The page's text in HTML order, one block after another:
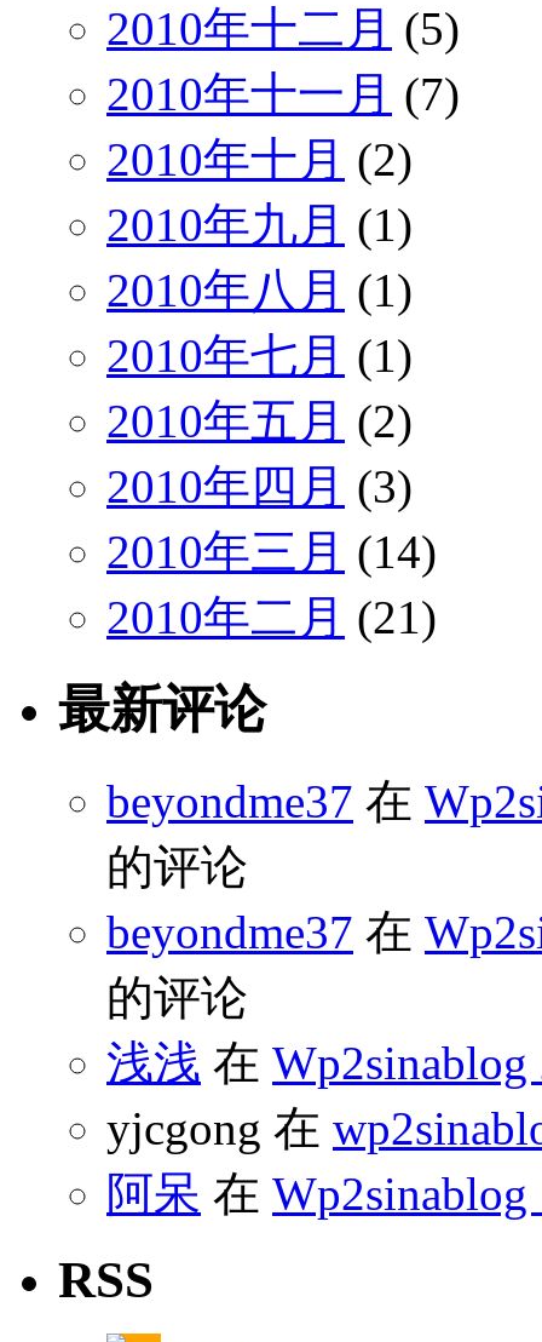
2010年十二月 (5)
2010年十一月 (7)
2010年十月 (2)
2010年九月 (1)
2010年八月 (1)
2010年七月 (1)
2010年五月 (2)
2010年四月 (3)
2010年三月 (14)
2010年二月 (21)
最新评论
beyondme37 在
的评论
beyondme37 在
的评论
浅浅 在
yjcgong 在
阿呆 在
RSS